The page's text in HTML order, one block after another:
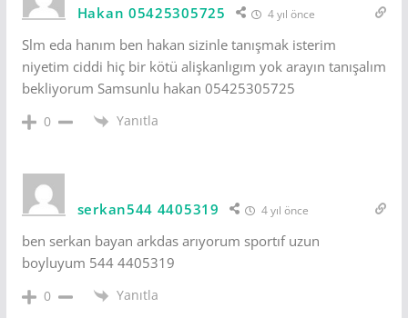
Hakan 05425305725 4 yıl önce
Slm eda hanım ben hakan sizinle tanışmak isterim
niyetim ciddi hiç bir kötü alişkanlıgım yok arayın tanışalım
bekliyorum Samsunlu hakan 05425305725
0 Yanıtla
serkan544 4405319 4 yıl önce
ben serkan bayan arkdas arıyorum sportıf uzun
boyluyum 544 4405319
0 Yanıtla